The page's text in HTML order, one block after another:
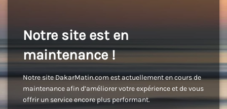
Notre site est en
maintenance !
Notre site DakarMatin.com est actuellement en cours de
maintenance afin d’améliorer votre expérience et de vous
offrir un service encore plus performant.